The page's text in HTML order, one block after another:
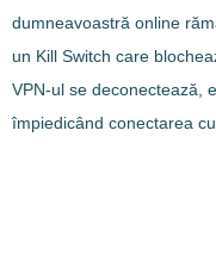
dumneavoastră online
un Kill Switch care
VPN-ul se deconectează,
împiedicând conectarea